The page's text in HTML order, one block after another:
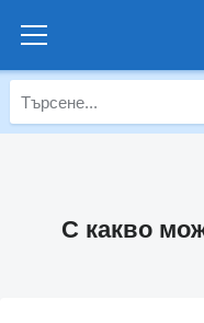
С какво